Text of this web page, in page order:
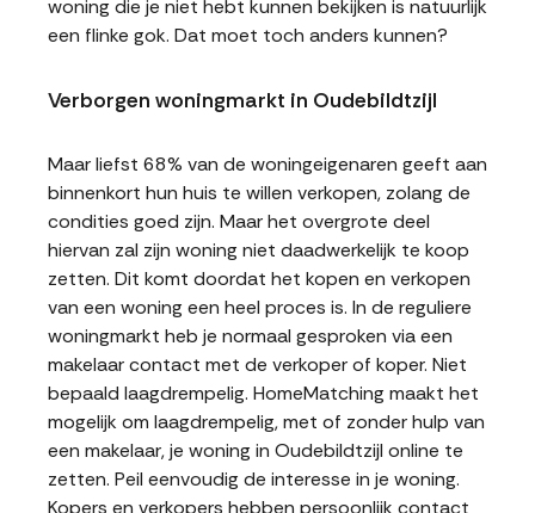
woning die je niet hebt kunnen bekijken is natuurlijk
een flinke gok. Dat moet toch anders kunnen?
Verborgen woningmarkt in Oudebildtzijl
Maar liefst 68% van de woningeigenaren geeft aan
binnenkort hun huis te willen verkopen, zolang de
condities goed zijn. Maar het overgrote deel
hiervan zal zijn woning niet daadwerkelijk te koop
zetten. Dit komt doordat het kopen en verkopen
van een woning een heel proces is. In de reguliere
woningmarkt heb je normaal gesproken via een
makelaar contact met de verkoper of koper. Niet
bepaald laagdrempelig. HomeMatching maakt het
mogelijk om laagdrempelig, met of zonder hulp van
een makelaar, je woning in Oudebildtzijl online te
zetten. Peil eenvoudig de interesse in je woning.
Kopers en verkopers hebben persoonlijk contact